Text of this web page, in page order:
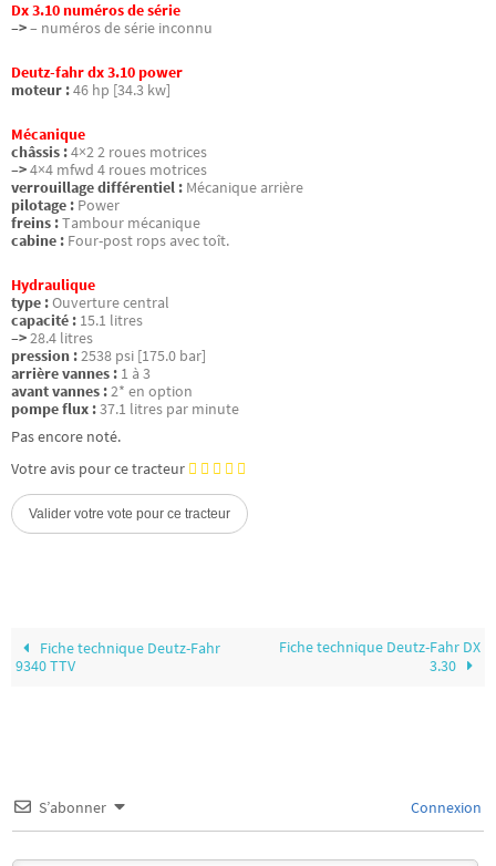
Dx 3.10 numéros de série
–>– numéros de série inconnu
Deutz-fahr dx 3.10 power
moteur :46 hp [34.3 kw]
Mécanique
châssis :4×2 2 roues motrices
–>4×4 mfwd 4 roues motrices
verrouillage différentiel : Mécanique arrière
pilotage : Power
freins :Tambour mécanique
cabine : Four-post rops avec toît.
Hydraulique
type :Ouverture central
capacité : 15.1 litres
–>28.4 litres
pression :2538 psi [175.0 bar]
arrière vannes : 1 à 3
avant vannes :2* en option
pompe flux :37.1 litres par minute
Pas encore noté.
Votre avis pour ce tracteur
Fiche technique Deutz-Fahr
9340 TTV
Fiche technique Deutz-Fahr DX
3.30
S’abonner Connexion